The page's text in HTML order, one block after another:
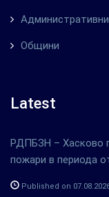
Административни
Общини
Latest
РДПБЗН – Хасково
пожари в периода
Published on